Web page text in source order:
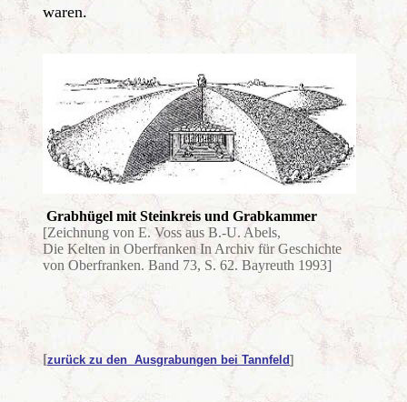
waren.
Grabhügel mit Steinkreis und Grabkammer
[Zeichnung von E. Vossaus B.-U. Abels,
Die Kelten in Oberfranken In Archiv für Geschichte
von Oberfranken. Band 73, S. 62. Bayreuth 1993]
[zurück zu den Ausgrabungen bei Tannfeld]